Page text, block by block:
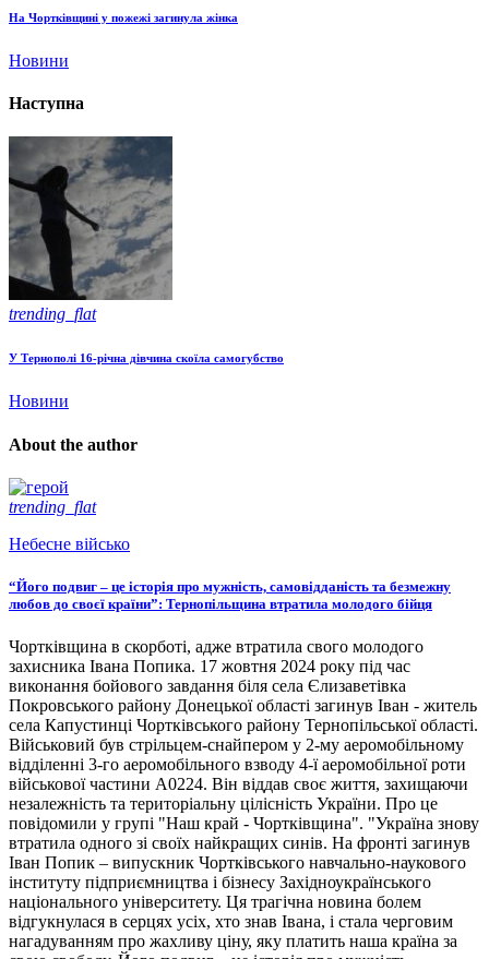
На Чортківщині у пожежі загинула жінка
Новини
Наступна
trending_flat
У Тернополі 16-річна дівчина скоїла самогубство
Новини
About the author
trending_flat
Небесне військо
“Його подвиг – це історія про мужність, самовідданість та безмежну
любов до своєї країни”: Тернопільщина втратила молодого бійця
Чортківщина в скорботі, адже втратила свого молодого
захисника Івана Попика. 17 жовтня 2024 року під час
виконання бойового завдання біля села Єлизаветівка
Покровського району Донецької області загинув Іван - житель
села Капустинці Чортківського району Тернопільської області.
Військовий був стрільцем-снайпером у 2-му аеромобільному
відділенні 3-го аеромобільного взводу 4-ї аеромобільної роти
військової частини А0224. Він віддав своє життя, захищаючи
незалежність та територіальну цілісність України. Про це
повідомили у групі "Наш край - Чортківщина". "Україна знову
втратила одного зі своїх найкращих синів. На фронті загинув
Іван Попик – випускник Чортківського навчально-наукового
інституту підприємництва і бізнесу Західноукраїнського
національного університету. Ця трагічна новина болем
відгукнулася в серцях усіх, хто знав Івана, і стала черговим
нагадуванням про жахливу ціну, яку платить наша країна за